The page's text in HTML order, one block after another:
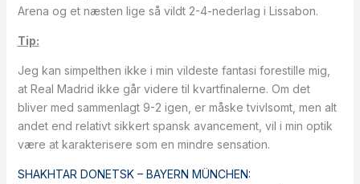
Arena og et næsten lige så vildt 2-4-nederlag i Lissabon.
Tip:
Jeg kan simpelthen ikke i min vildeste fantasi forestille mig,
at Real Madrid ikke går videre til kvartfinalerne. Om det
bliver med sammenlagt 9-2 igen, er måske tvivlsomt, men alt
andet end relativt sikkert spansk avancement, vil i min optik
være at karakterisere som en mindre sensation.
SHAKHTAR DONETSK – BAYERN MÜNCHEN: